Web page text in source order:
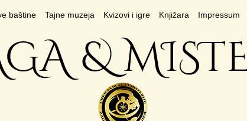
baštine Tajne muzeja Kvizovi i igre Knjižara Impressum